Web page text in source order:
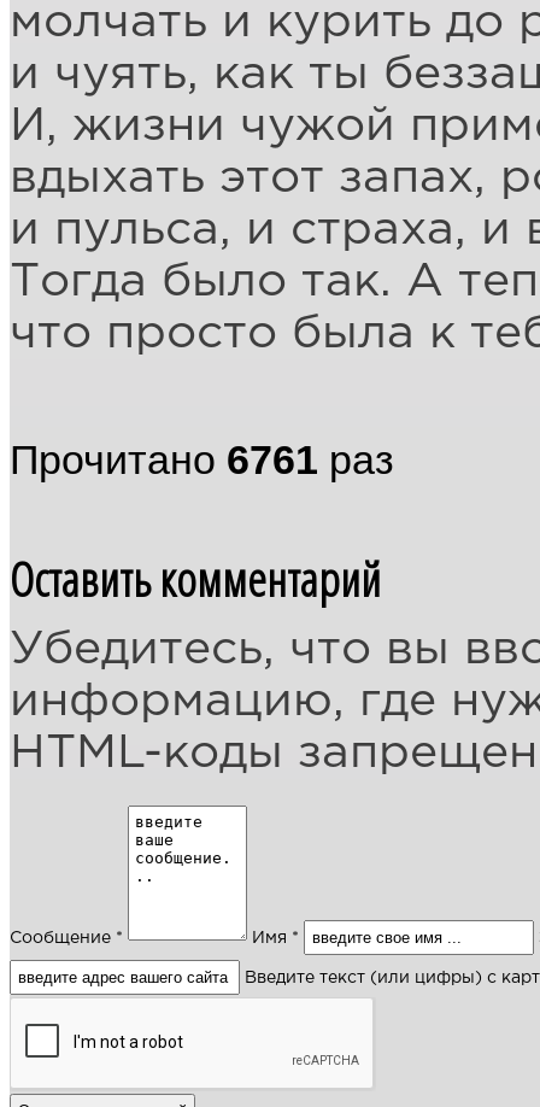
молчать и курить до
и чуять, как ты
И, жизни чужой
вдыхать этот запах,
и пульса, и страха, и
Тогда было так. А
что просто была к
Прочитано 6761 раз
Оставить комментарий
Убедитесь, что вы
информацию, где
HTML-коды
Сообщение * Имя *
Введите текст (или цифры) с